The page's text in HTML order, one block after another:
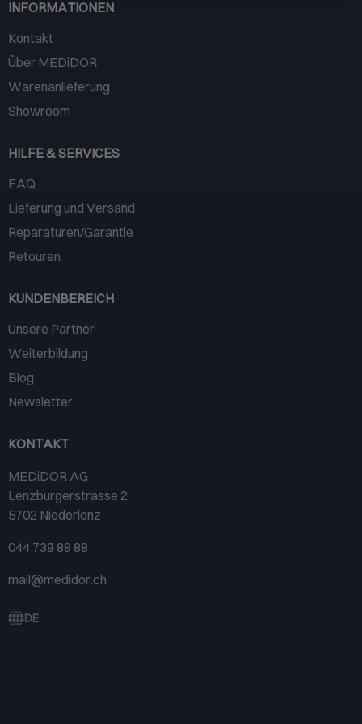
INFORMATIONEN
Kontakt
Über MEDiDOR
Warenanlieferung
Showroom
HILFE & SERVICES
FAQ
Lieferung und Versand
Reparaturen/Garantie
Retouren
KUNDENBEREICH
Unsere Partner
Weiterbildung
Blog
Newsletter
KONTAKT
MEDiDOR AG
Lenzburgerstrasse 2
5702 Niederlenz
044 739 88 88
mail@medidor.ch
DE